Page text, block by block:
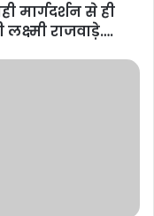
मार्गदर्शन से ही
राजवाड़े….